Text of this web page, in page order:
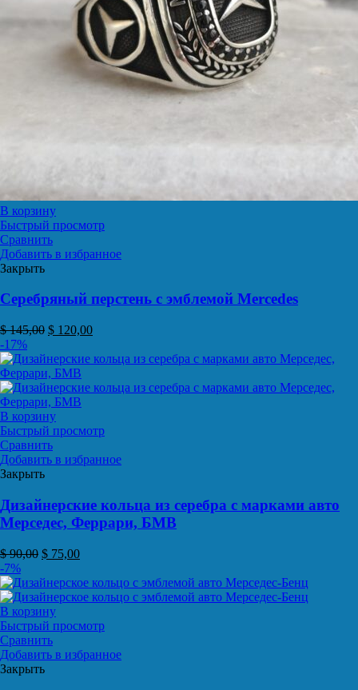
В корзину
Быстрый просмотр
Сравнить
Добавить в избранное
Закрыть
Серебряный перстень с эмблемой Mercedes
$145,00 $ 120,00
-17%
В корзину
Быстрый просмотр
Сравнить
Добавить в избранное
Закрыть
Дизайнерские кольца из серебра с марками авто
Мерседес, Феррари, БМВ
$90,00 $ 75,00
-7%
В корзину
Быстрый просмотр
Сравнить
Добавить в избранное
Закрыть